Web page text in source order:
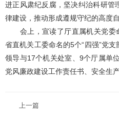
进正风肃纪反腐，坚决纠治科研管
律建设，推动形成遵规守纪的高度自
会上，宣读了厅直属机关党委
省直机关工委命名的5个“四强”党
领导与17个机关处室、9个厅属单
党风廉政建设工作责任书、安全生
上一篇